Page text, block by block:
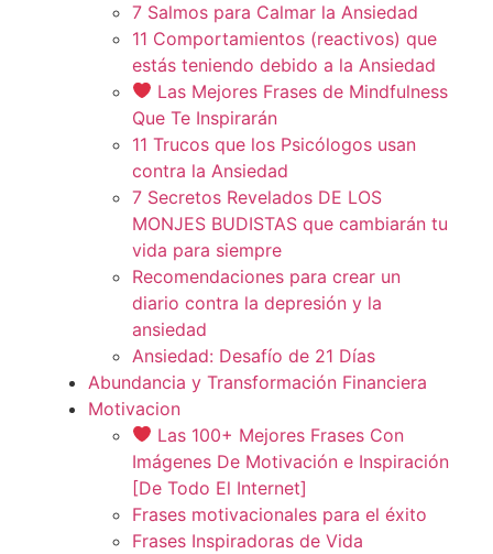
7 Salmos para Calmar la Ansiedad
11 Comportamientos (reactivos) que
estás teniendo debido a la Ansiedad
Las Mejores Frases de Mindfulness
Que Te Inspirarán
11 Trucos que los Psicólogos usan
contra la Ansiedad
7 Secretos Revelados DE LOS
MONJES BUDISTAS que cambiarán tu
vida para siempre
Recomendaciones para crear un
diario contra la depresión y la
ansiedad
Ansiedad: Desafío de 21 Días
Abundancia y Transformación Financiera
Motivacion
Las 100+ Mejores Frases Con
Imágenes De Motivación e Inspiración
[De Todo El Internet]
Frases motivacionales para el éxito
Frases Inspiradoras de Vida